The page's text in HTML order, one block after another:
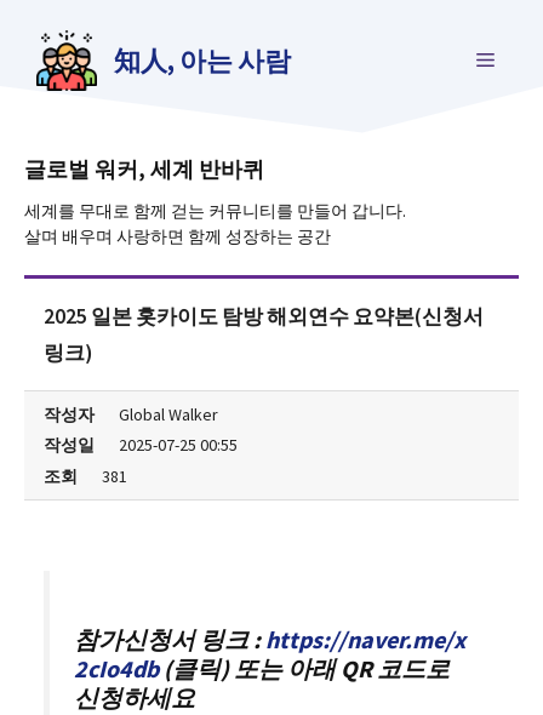
知人, 아는 사람 메
글로벌 워커, 세계 반바퀴
세계를 무대로 함께 걷는 커뮤니티를 만들어 갑니다.
살며 배우며 사랑하면 함께 성장하는 공간
2025 일본 홋카이도 탐방 해외연수 요약본(신청서
링크)
작성자
Global Walker
작성일
2025-07-25 00:55
조회
381
참가신청서 링크 :https://naver.me/x
2cIo4db(클릭) 또는 아래 QR 코드로
신청하세요